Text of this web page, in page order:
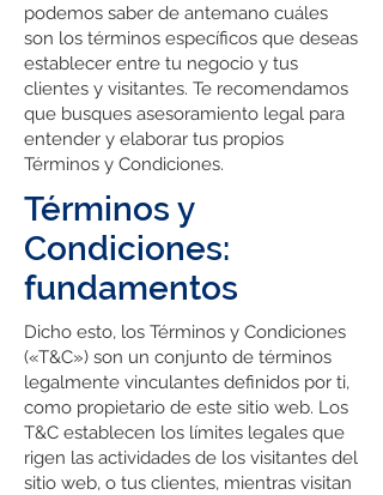
podemos saber de antemano cuáles
son los términos específicos que deseas
establecer entre tu negocio y tus
clientes y visitantes. Te recomendamos
que busques asesoramiento legal para
entender y elaborar tus propios
Términos y Condiciones.
Términos y
Condiciones:
fundamentos
Dicho esto, los Términos y Condiciones
(«T&C») son un conjunto de términos
legalmente vinculantes definidos por ti,
como propietario de este sitio web. Los
T&C establecen los límites legales que
rigen las actividades de los visitantes del
sitio web, o tus clientes, mientras visitan